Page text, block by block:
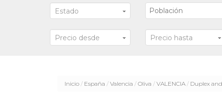
Estado
Precio desde Precio hasta
Inicio España Valencia Oliva VALENCIA Duplex